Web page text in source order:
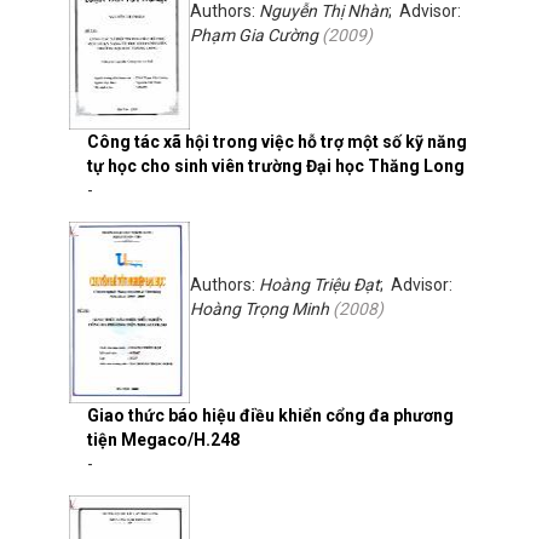
Công tác xã hội trong việc hỗ trợ một số kỹ năng
tự học cho sinh viên trường Đại học Thăng Long
Authors: Nguyễn Thị Nhàn; Advisor:
Phạm Gia Cường(2009)
-
Giao thức báo hiệu điều khiển cổng đa phương
tiện Megaco/H.248
Authors: Hoàng Triệu Đạt; Advisor:
Hoàng Trọng Minh (2008)
-